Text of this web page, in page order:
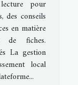
pour
des conseils
en matière
de fiches.
La gestion
local